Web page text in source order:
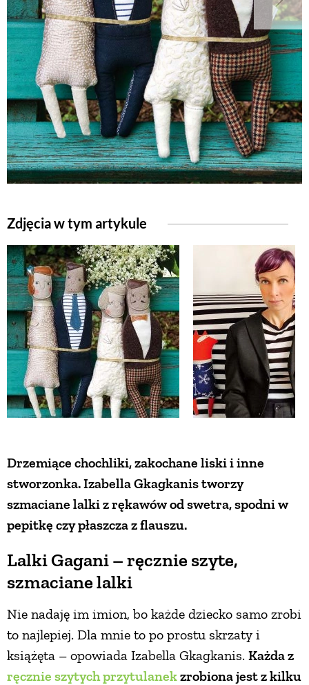
Zdjęcia w tym artykule
Drzemiące chochliki, zakochane liski i inne
stworzonka. Izabella Gkagkanis tworzy
szmaciane lalki z rękawów od swetra, spodni w
pepitkę czy płaszcza z flauszu.
Lalki Gagani – ręcznie szyte,
szmaciane lalki
Nie nadaję im imion, bo każde dziecko samo zrobi
to najlepiej. Dla mnie to po prostu skrzaty i
książęta – opowiada Izabella Gkagkanis. Każda z
ręcznie szytych przytulanekzrobiona jest z kilku